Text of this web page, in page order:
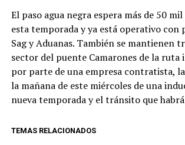
El paso agua negra espera más de 50
esta temporada y ya está operativo con
Sag y Aduanas. También se mantienen
sector del puente Camarones de la
por parte de una empresa contratista,
la mañana de este miércoles de una
nueva temporada y el tránsito que
TEMAS RELACIONADOS